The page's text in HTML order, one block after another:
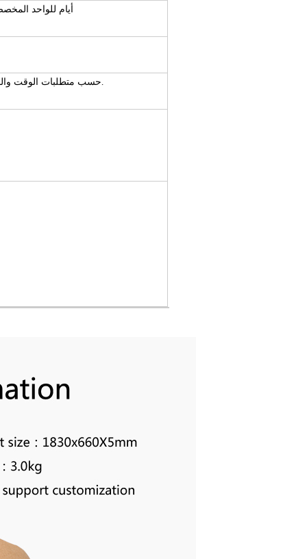
7-10 أيام للواحد المخصص ، 3-5 أيام للعينات القياسية أو
حسب متطلبات الوقت والمنطقة ، يمكننا تقديم المشورة ، يمكنك أيضًا اختيار نفسك.